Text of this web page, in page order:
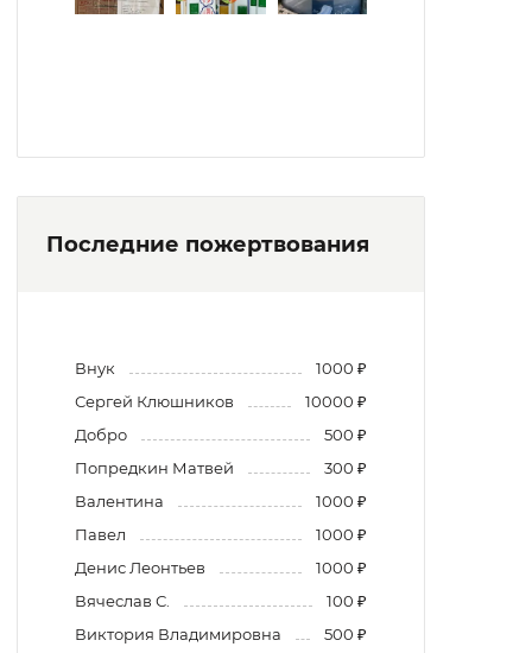
Последние пожертвования
Внук
1000 ₽
Сергей Клюшников
10000 ₽
Добро
500 ₽
Попредкин Матвей
300 ₽
Валентина
1000 ₽
Павел
1000 ₽
Денис Леонтьев
1000 ₽
Вячеслав С.
100 ₽
Виктория Владимировна
500 ₽